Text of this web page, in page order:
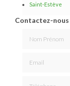
Saint-Estève
Contactez-nous